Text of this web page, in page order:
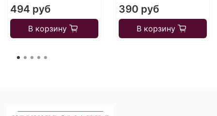
494 руб
В корзину
390 руб
В корзину